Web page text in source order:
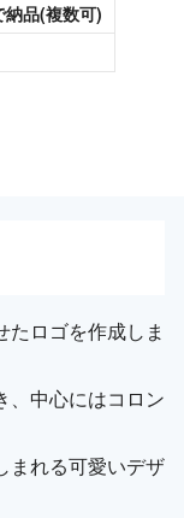
納品(複数可)
たロゴを作成しま
、中心にはコロン
まれる可愛いデザ